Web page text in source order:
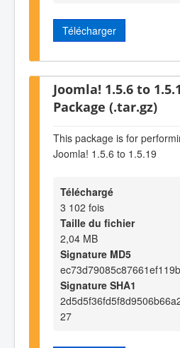
Télécharger
Joomla! 1.5.6 to
Package (.tar.gz)
This package is for
Joomla! 1.5.6 to 1.5.19
Téléchargé
3 102 fois
Taille du fichier
2,04 MB
Signature MD5
Signature SHA1
27